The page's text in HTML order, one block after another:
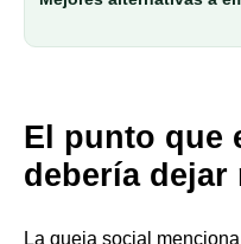
El punto que
debería dejar
La queja social